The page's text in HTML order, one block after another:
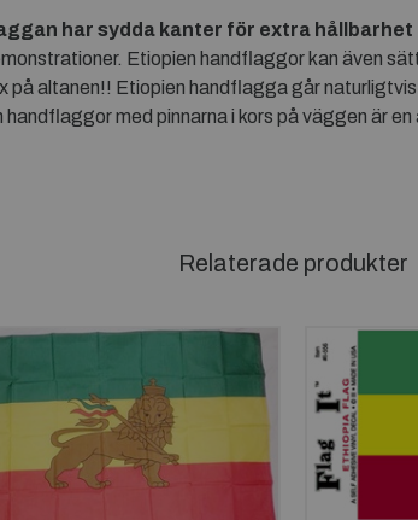
har sydda kanter för extra hållbarhet
Etiopien handflaggor kan även
altanen!! Etiopien handflagga går
med pinnarna i kors på väggen är
Relaterade produkter